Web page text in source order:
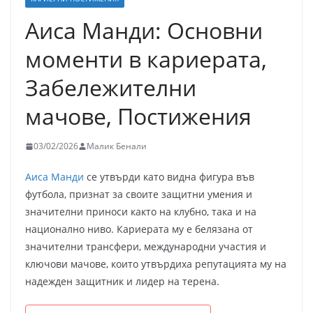
Аиса Манди: Основни
моменти в кариерата,
Забележителни
мачове, Постижения
03/02/2026 Малик Бенали
Аиса Манди се утвърди като видна фигура във
футбола, признат за своите защитни умения и
значителни приноси както на клубно, така и на
национално ниво. Кариерата му е белязана от
значителни трансфери, международни участия и
ключови мачове, които утвърдиха репутацията му на
надежден защитник и лидер на терена.